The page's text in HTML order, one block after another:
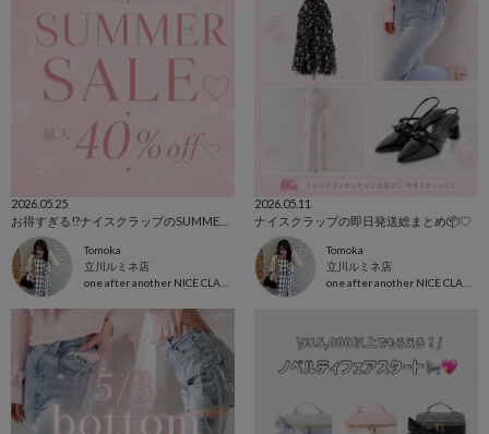
2026.05.25
Tomoka
立川ルミネ店
2026.05.11
ナイスクラップの即日発送総まとめ📦♡
Tomoka
立川ルミネ店